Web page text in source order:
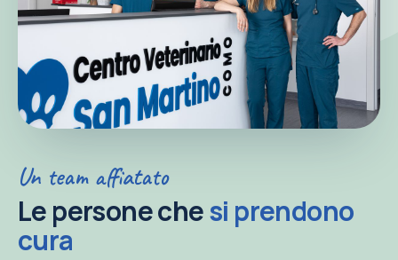
Un team affiatato
Le persone chesi prendono
cura